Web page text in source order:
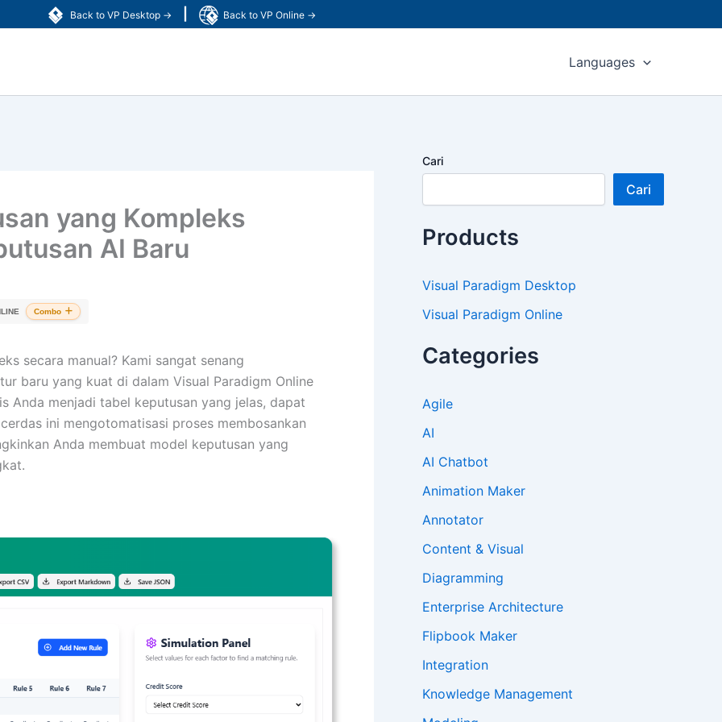
Back to VP Desktop → Back to VP Online →
Languages
yang Kompleks
AI Baru
Combo
secara manual? Kami sangat senang
baru yang kuat di dalam Visual Paradigm Online
Anda menjadi tabel keputusan yang jelas, dapat
ini mengotomatisasi proses membosankan
Anda membuat model keputusan yang
Cari
Cari
Products
Visual Paradigm Desktop
Visual Paradigm Online
Categories
Agile
AI
AI Chatbot
Animation Maker
Annotator
Content & Visual
Diagramming
Enterprise Architecture
Flipbook Maker
Integration
Knowledge Management